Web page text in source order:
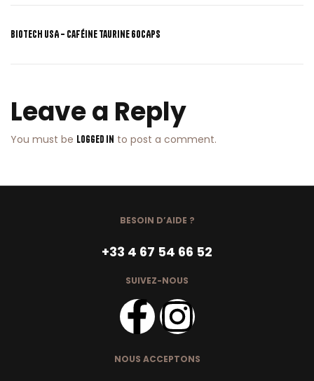
Biotech USA – Caféine Taurine 60CAPS
Leave a Reply
You must be logged in to post a comment.
BESOIN D’AIDE ?
+33 4 67 54 66 52
SUIVEZ-NOUS
NOUS ACCEPTONS